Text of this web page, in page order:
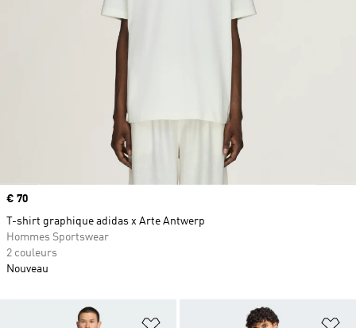
Ajouter à la Liste de produits
Prix
€ 70
T-shirt graphique adidas x Arte Antwerp
Hommes Sportswear
2 couleurs
Nouveau